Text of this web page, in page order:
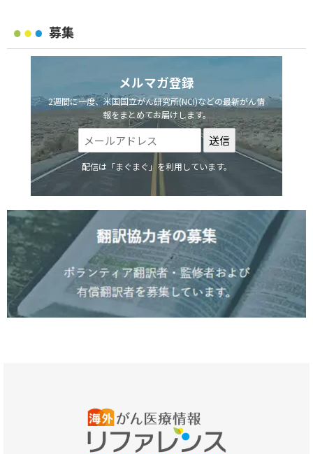
募集
メルマガ登録
2週間に一度、米国国立がん研究所(NCI)などの最新がん情
報をまとめてお届けします。
配信は「まぐまぐ」を利用しています。